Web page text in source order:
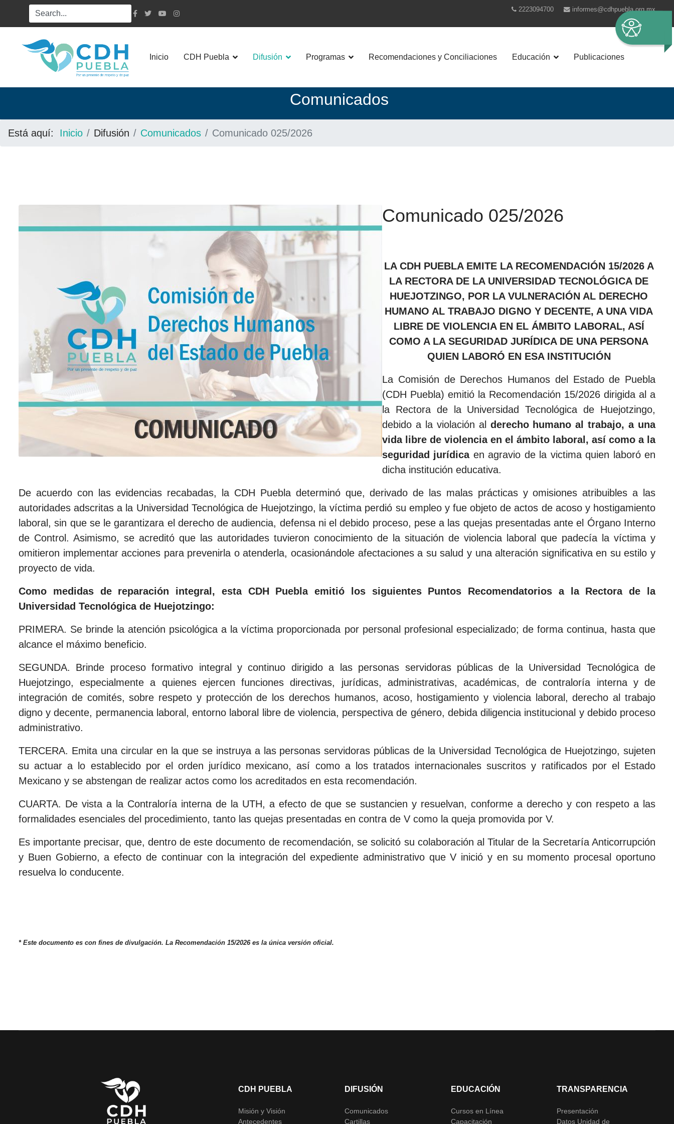
2223094700 informes@cdhpuebla.org.mx
Inicio CDH Puebla Difusión Programas Recomendaciones y Conciliaciones Educación Publicaciones
Comunicados
Está aquí: Inicio Difusión Comunicados Comunicado 025/2026
Comunicado 025/2026
LA CDH PUEBLA EMITE LA RECOMENDACIÓN 15/2026 A
LA RECTORA DE LA UNIVERSIDAD TECNOLÓGICA DE
HUEJOTZINGO, POR LA VULNERACIÓN AL DERECHO
HUMANO AL TRABAJO DIGNO Y DECENTE, A UNA VIDA
LIBRE DE VIOLENCIA EN EL ÁMBITO LABORAL, ASÍ
COMO A LA SEGURIDAD JURÍDICA DE UNA PERSONA
QUIEN LABORÓ EN ESA INSTITUCIÓN
La Comisión de Derechos Humanos del Estado de Puebla
(CDH Puebla) emitió la Recomendación 15/2026 dirigida al a
la Rectora de la Universidad Tecnológica de Huejotzingo,
debido a la violación al derecho humano al trabajo, a una
vida libre de violencia en el ámbito laboral, así como a la
seguridad jurídicaen agravio de la victima quien laboró en
dicha institución educativa.
De acuerdo con las evidencias recabadas, la CDH Puebla determinó que, derivado de las malas prácticas y omisiones atribuibles a las
autoridades adscritas a la Universidad Tecnológica de Huejotzingo, la víctima perdió su empleo y fue objeto de actos de acoso y hostigamiento
laboral, sin que se le garantizara el derecho de audiencia, defensa ni el debido proceso, pese a las quejas presentadas ante el Órgano Interno
de Control. Asimismo, se acreditó que las autoridades tuvieron conocimiento de la situación de violencia laboral que padecía la víctima y
omitieron implementar acciones para prevenirla o atenderla, ocasionándole afectaciones a su salud y una alteración significativa en su estilo y
proyecto de vida.
Como medidas de reparación integral, esta CDH Puebla emitió los siguientes Puntos Recomendatorios a la Rectora de la
Universidad Tecnológica de Huejotzingo:
PRIMERA. Se brinde la atención psicológica a la víctima proporcionada por personal profesional especializado; de forma continua, hasta que
alcance el máximo beneficio.
SEGUNDA. Brinde proceso formativo integral y continuo dirigido a las personas servidoras públicas de la Universidad Tecnológica de
Huejotzingo, especialmente a quienes ejercen funciones directivas, jurídicas, administrativas, académicas, de contraloría interna y de
integración de comités, sobre respeto y protección de los derechos humanos, acoso, hostigamiento y violencia laboral, derecho al trabajo
digno y decente, permanencia laboral, entorno laboral libre de violencia, perspectiva de género, debida diligencia institucional y debido proceso
administrativo.
TERCERA. Emita una circular en la que se instruya a las personas servidoras públicas de la Universidad Tecnológica de Huejotzingo, sujeten
su actuar a lo establecido por el orden jurídico mexicano, así como a los tratados internacionales suscritos y ratificados por el Estado
Mexicano y se abstengan de realizar actos como los acreditados en esta recomendación.
CUARTA. De vista a la Contraloría interna de la UTH, a efecto de que se sustancien y resuelvan, conforme a derecho y con respeto a las
formalidades esenciales del procedimiento, tanto las quejas presentadas en contra de V como la queja promovida por V.
Es importante precisar, que, dentro de este documento de recomendación, se solicitó su colaboración al Titular de la Secretaría Anticorrupción
y Buen Gobierno, a efecto de continuar con la integración del expediente administrativo que V inició y en su momento procesal oportuno
resuelva lo conducente.
* Este documento es con fines de divulgación. La Recomendación 15/2026 es la única versión oficial.
CDH PUEBLA
Misión y Visión
Antecedentes
DIFUSIÓN
Comunicados
Cartillas
EDUCACIÓN
Cursos en Línea
Capacitación
TRANSPARENCIA
Presentación
Datos Unidad de